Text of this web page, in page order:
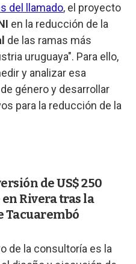
del llamado, el proyecto
en la reducción de la
de las ramas más
uruguaya". Para ello,
y analizar esa
género y desarrollar
para la reducción de la
de US$ 250
Rivera tras la
Tacuarembó
de la consultoría es la